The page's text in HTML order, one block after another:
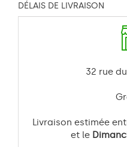
DÉLAIS DE LIVRAISON
32 rue
Livraison estimée
et le